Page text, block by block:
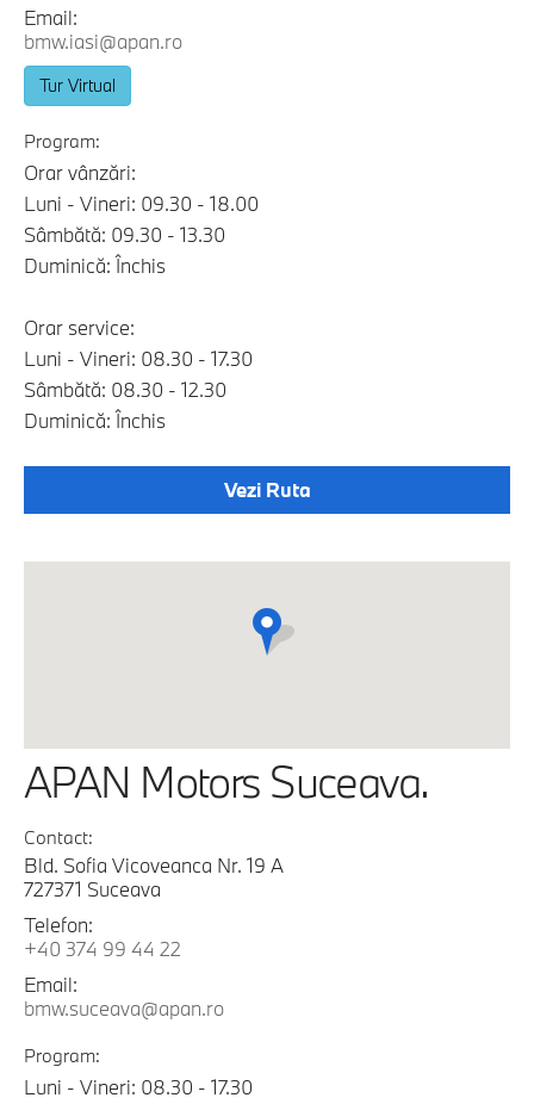
Email:
bmw.iasi@apan.ro
Tur Virtual
Program:
Orar vânzări:
Luni - Vineri: 09.30 - 18.00
Sâmbătă: 09.30 - 13.30
Duminică: Închis
Orar service:
Luni - Vineri: 08.30 - 17.30
Sâmbătă: 08.30 - 12.30
Duminică: Închis
Vezi Ruta
APAN Motors Suceava.
Contact:
Bld. Sofia Vicoveanca Nr. 19 A
727371 Suceava
Telefon:
+40 374 99 44 22
Email:
bmw.suceava@apan.ro
Program:
Luni - Vineri: 08.30 - 17.30